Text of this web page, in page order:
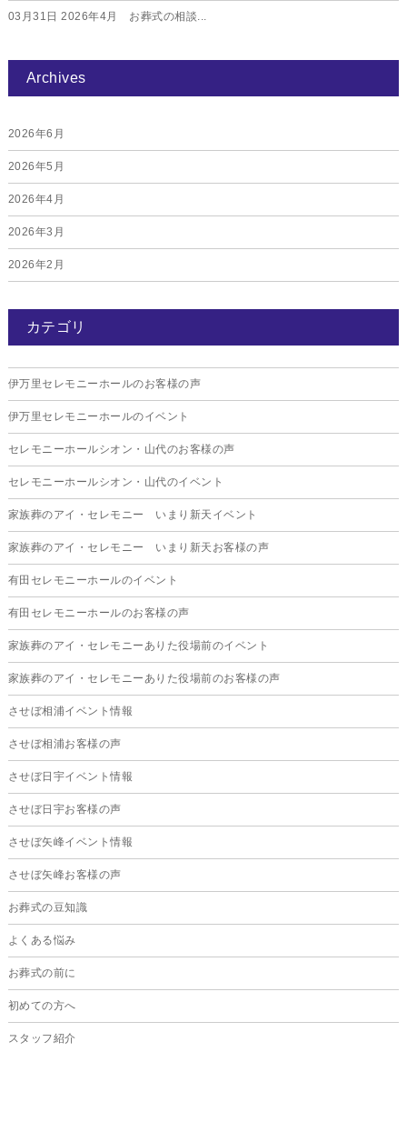
03月31日 2026年4月 お葬式の相談...
Archives
2026年6月
2026年5月
2026年4月
2026年3月
2026年2月
2025年12月
カテゴリ
伊万里セレモニーホールのお客様の声
伊万里セレモニーホールのイベント
セレモニーホールシオン・山代のお客様の声
セレモニーホールシオン・山代のイベント
家族葬のアイ・セレモニー いまり新天イベント
家族葬のアイ・セレモニー いまり新天お客様の声
有田セレモニーホールのイベント
有田セレモニーホールのお客様の声
家族葬のアイ・セレモニーありた役場前のイベント
家族葬のアイ・セレモニーありた役場前のお客様の声
させぼ相浦イベント情報
させぼ相浦お客様の声
させぼ日宇イベント情報
させぼ日宇お客様の声
させぼ矢峰イベント情報
させぼ矢峰お客様の声
お葬式の豆知識
よくある悩み
お葬式の前に
初めての方へ
スタッフ紹介